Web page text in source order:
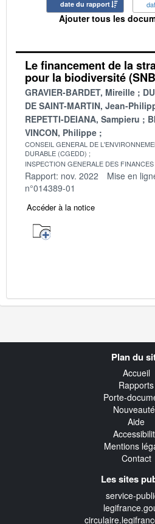
date du rapport
Ajouter tous les
Le financement de la
pour la biodiversité
GRAVIER-BARDET, Mireille
DE SAINT-MARTIN, Jean-
REPETTI-DEIANA, Sampieru
VINCON, Philippe
CONSEIL GENERAL DE
DURABLE (CGEDD)
INSPECTION GENERALE DES
Rapport: nov. 2022 Mise en
n°014389-01
Accéder à la notice
Plan du
Accueil
Rapports
Porte-
Aide
Mentions
Contact
Les sites
service-